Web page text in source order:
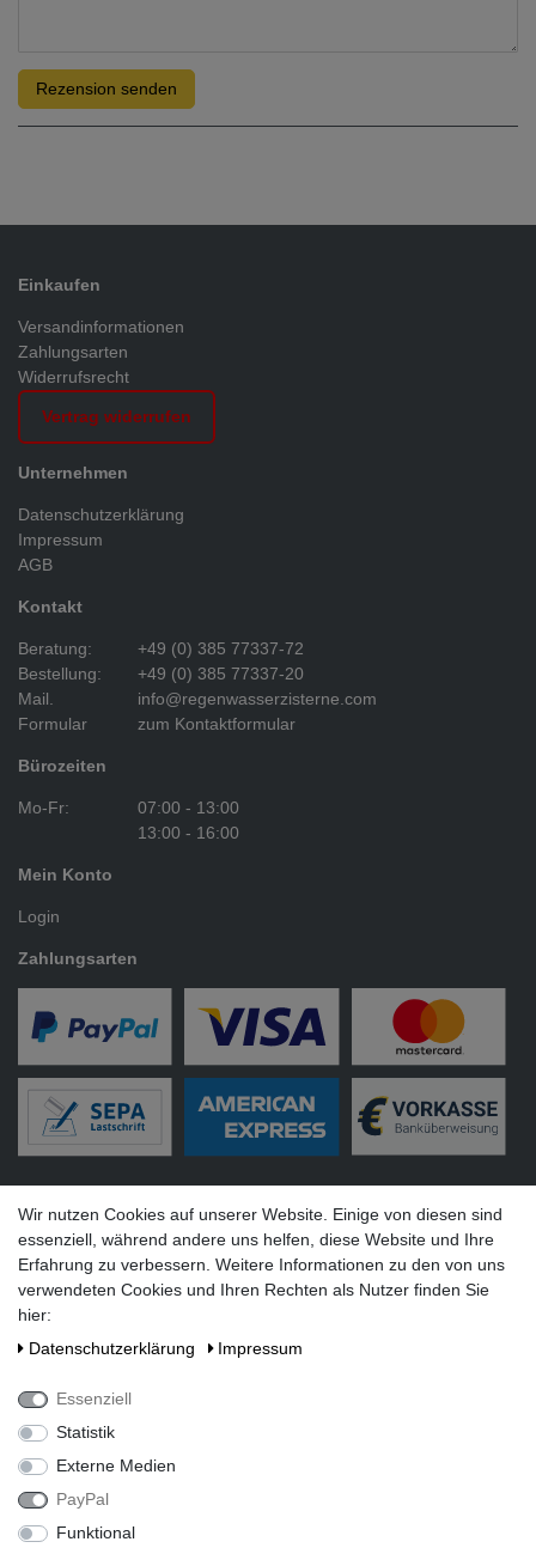
Rezension senden
Einkaufen
Versandinformationen
Zahlungsarten
Widerrufsrecht
Vertrag widerrufen
Unternehmen
Datenschutzerklärung
Impressum
AGB
Kontakt
Beratung:
+49 (0) 385 77337-72
Bestellung:
+49 (0) 385 77337-20
Mail.
info@regenwasserzisterne.com
Formular
zum Kontaktformular
Bürozeiten
Mo-Fr:
07:00 - 13:00
13:00 - 16:00
Mein Konto
Login
Zahlungsarten
Social Media
Alle Preise inkl. gesetzlicher Mehrwertsteuer zzgl. Versandkosten
Wir nutzen Cookies auf unserer Website. Einige von diesen sind
essenziell, während andere uns helfen, diese Website und Ihre
Erfahrung zu verbessern. Weitere Informationen zu den von uns
verwendeten Cookies und Ihren Rechten als Nutzer finden Sie
hier:
Daten­schutz­erklärung
Impressum
Essenziell
Statistik
Externe Medien
PayPal
Funktional